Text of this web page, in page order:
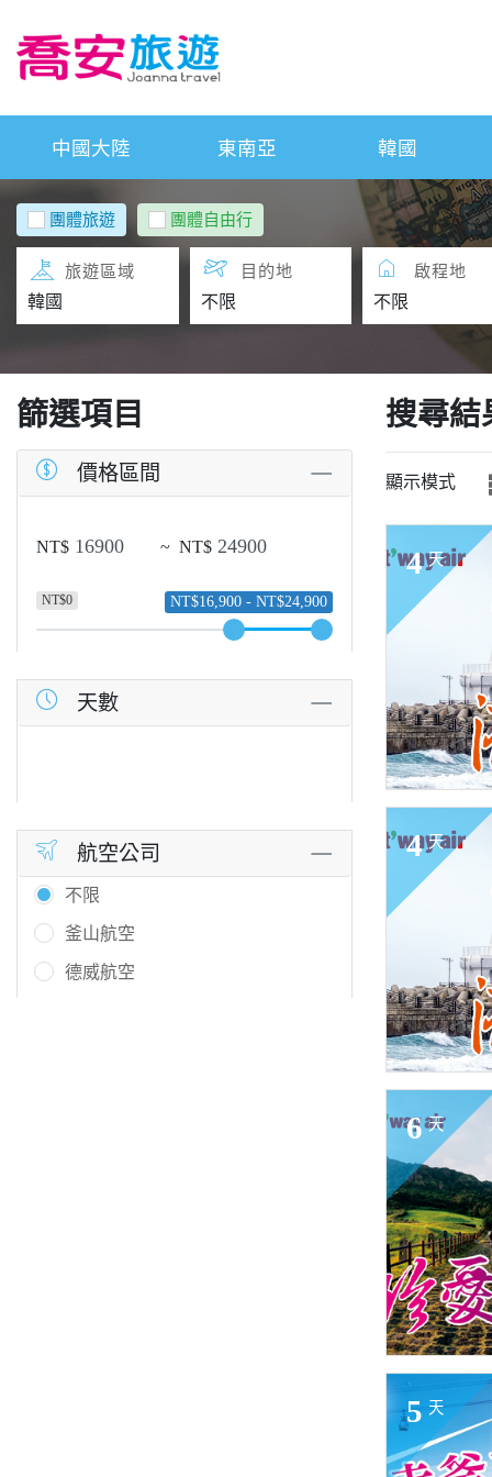
中國大陸 東南亞 韓國
團體旅遊 團體自由行
旅遊區域 目的地 啟程地
篩選項目
價格區間
NT$ ~ NT$
NT$0 NT$16,900 - NT$24,900
天數
航空公司
不限
釜山航空
德威航空
搜尋結
顯示模式
4 天
4 天
6 天
5 天